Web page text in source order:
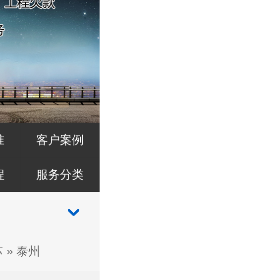
客户案例
服务分类
» 泰州